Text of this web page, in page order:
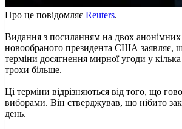
Про це повідомляє Reuters.
Видання з посиланням на двох анонімних
новообраного президента США заявляє,
терміни досягнення мирної угоди у
трохи більше.
Ці терміни відрізняються від того, що
виборами. Він стверджував, що нібито
день.